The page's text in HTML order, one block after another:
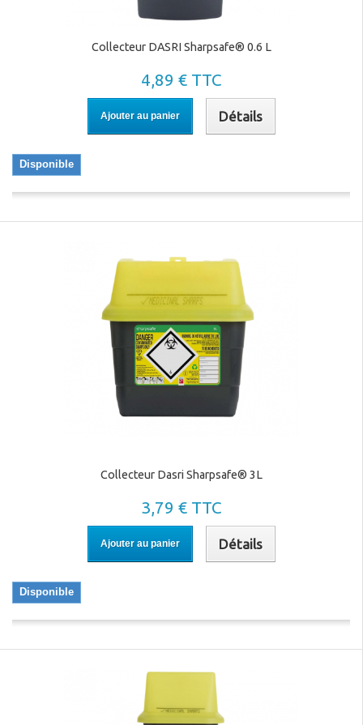
Collecteur DASRI Sharpsafe® 0.6 L
4,89 € TTC
Ajouter au panier Détails
Disponible
Collecteur Dasri Sharpsafe® 3L
3,79 € TTC
Ajouter au panier Détails
Disponible